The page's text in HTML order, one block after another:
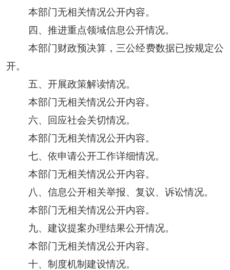
本部门无相关情况公开内容。
四、推进重点领域信息公开情况。
本部门财政预决算，三公经费数据已按规定公
开。
五、开展政策解读情况。
本部门无相关情况公开内容。
六、回应社会关切情况。
本部门无相关情况公开内容。
七、依申请公开工作详细情况。
本部门无相关情况公开内容。
八、信息公开相关举报、复议、诉讼情况。
本部门无相关情况公开内容。
九、建议提案办理结果公开情况。
本部门无相关情况公开内容。
十、制度机制建设情况。